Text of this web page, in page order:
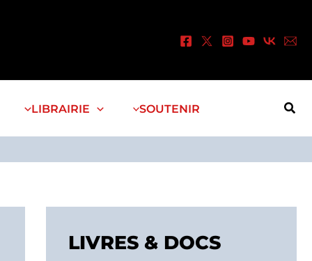
LIBRAIRIE SOUTENIR
LIVRES & DOCS